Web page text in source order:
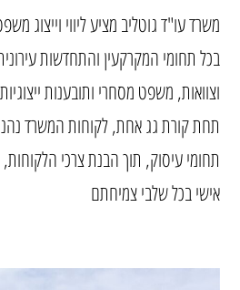
משרד עו"ד גוטליב מציע ליווי וייצוג
בכל תחומי המקרקעין והתחדשות
וצוואות, משפט מסחרי ותובענות
תחת קורת גג אחת, לקוחות המשרד
תחומי עיסוק, תוך הבנת צרכי הלקוחות,
אישי בכל שלבי צמיחתם